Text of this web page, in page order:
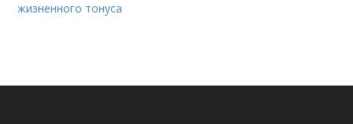
жизненного тонуса